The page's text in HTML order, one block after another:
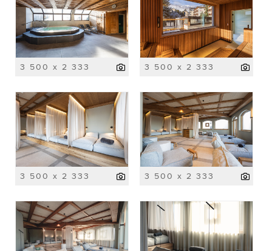
3 500 x 2 333 3 500 x 2 333
3 500 x 2 333 3 500 x 2 333